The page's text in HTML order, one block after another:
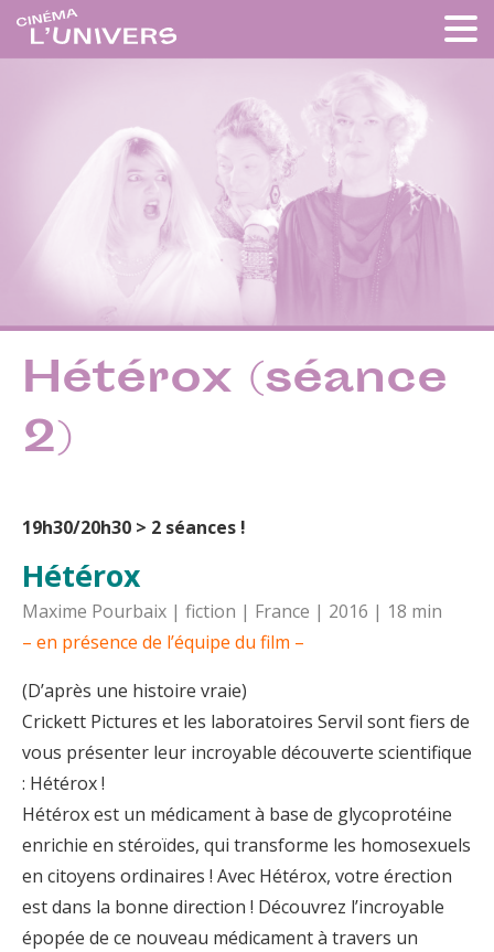
Hétérox (séance
2)
19h30/20h30 > 2 séances !
Hétérox
Maxime Pourbaix | fiction | France | 2016 | 18 min
– en présence de l’équipe du film –
(D’après une histoire vraie)
Crickett Pictures et les laboratoires Servil sont fiers de
vous présenter leur incroyable découverte scientifique
: Hétérox !
Hétérox est un médicament à base de glycoprotéine
enrichie en stéroïdes, qui transforme les homosexuels
en citoyens ordinaires ! Avec Hétérox, votre érection
est dans la bonne direction ! Découvrez l’incroyable
épopée de ce nouveau médicament à travers un